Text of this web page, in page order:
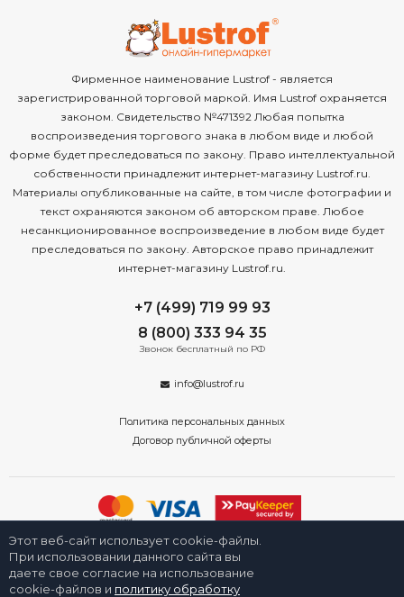
Фирменное наименование Lustrof - является
зарегистрированной торговой маркой. Имя Lustrof охраняется
законом. Свидетельство №471392 Любая попытка
воспроизведения торгового знака в любом виде и любой
форме будет преследоваться по закону. Право интеллектуальной
собственности принадлежит интернет-магазину Lustrof.ru.
Материалы опубликованные на сайте, в том числе фотографии и
текст охраняются законом об авторском праве. Любое
несанкционированное воспроизведение в любом виде будет
преследоваться по закону. Авторское право принадлежит
интернет-магазину Lustrof.ru.
+7 (499) 719 99 93
8 (800) 333 94 35
Звонок бесплатный по РФ
info@lustrof.ru
Политика персональных данных
Договор публичной оферты
2008-2026 © Интернет-магазин «Люстроф» в Туле - приборы освещения
для дома и улицы. Все права защищены.
Этот веб-сайт использует cookie-файлы.
При использовании данного сайта вы
даете свое согласие на использование
cookie-файлов и политику обработку